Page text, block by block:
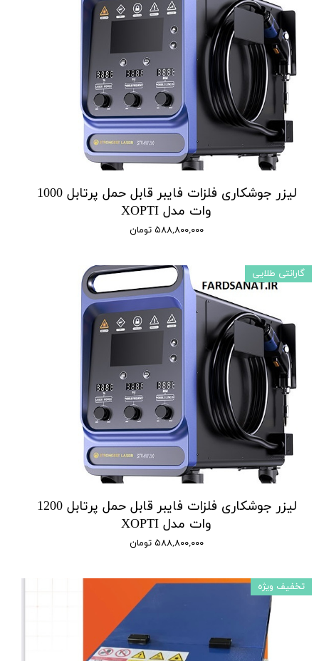
لیزر جوشکاری فلزات فایبر قابل حمل پرتابل 1000
وات مدل XOPTI
۵۸۸,۸۰۰,۰۰۰ تومان
لیزر جوشکاری فلزات فایبر قابل حمل پرتابل 1200
وات مدل XOPTI
۵۸۸,۸۰۰,۰۰۰ تومان
گارانتی طلایی
تخفیف ویژه